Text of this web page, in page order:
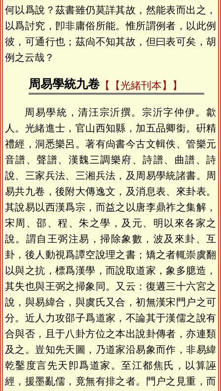
何以爲說？茲書雖仍莫詳其故，然能表而出之，
以爲討究，卽非庸俗所能。惟所謂例者，以此例
彼，可通行也；茲尙不知其故，但曰表可矣，胡
例之云哉？
周易學統九卷 【光緒刊本】
周易學統，清汪宗沂撰。宗沂字仲伊。歙
人。光緒進士，官山西知縣，加五品卿銜。硏精
禮經，洞悉樂呂。著有尙書今古文輯佚、管樂元
音譜、聲譜、漢魏三調樂府、詩譜、曲譜、詩
說、三家兵法、三湘兵法，及周易學統諸書。周
易共九卷，後附大傳逸文，及消息表、來卦表。
其說易以西漢爲宗，而益之以唐李鼎祚之集解，
宋周、邵、程、朱之學，及元、明以來各家之
說。謂自王弼注易，掃除象數，波及來卦、互
卦，後人動視爲譚空說理之書；矯之者輒崇虞翻
以與之抗，標爲漢學，而說取道家，象多臆造，
其失也與王弼之掃象同。又云：復遘三十六宮之
說，與易緯合，與虞氏又合，初無漢宋門户之可
分。近人力攻邵子爲道家，不論其于漢儒之說有
合與否，且于八卦方位之本出說卦傳者，亦連類
及之。豈知先天圖，乃道家沿易象而作，非易緯
乾鑿度言先天卽爲道家。至江都焦氏，以算誣
經，援墨亂儒，竟無有排之者。門户之見重，而